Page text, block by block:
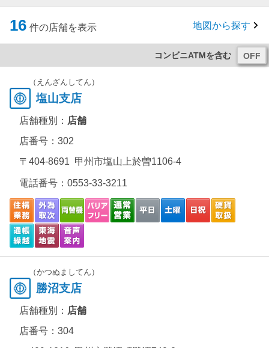
16 件の店舗を表示 地図から探す
コンビニATMを含む
（えんざんしてん）
塩山支店
店舗種別： 店舗
店番号：302
〒404-8691 甲州市塩山上於曽1106-4
電話番号： 0553-33-3211
（かつぬましてん）
勝沼支店
店舗種別： 店舗
店番号：304